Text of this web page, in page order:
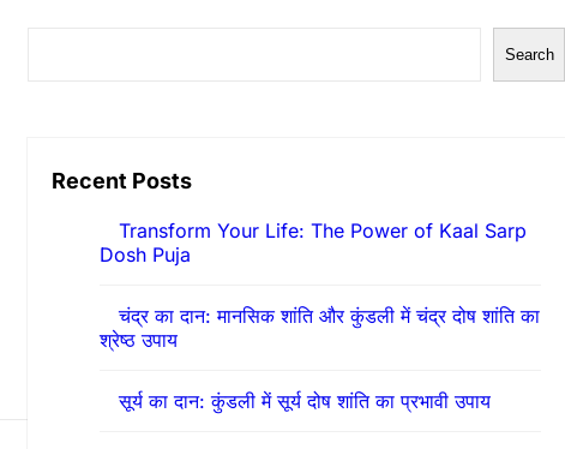
Search
Recent Posts
Transform Your Life: The Power of Kaal Sarp
Dosh Puja
चंद्र का दान: मानसिक शांति और कुंडली में चंद्र दोष शांति का
श्रेष्ठ उपाय
सूर्य का दान: कुंडली में सूर्य दोष शांति का प्रभावी उपाय